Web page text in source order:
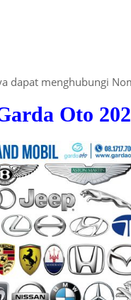
dapat menghubungi
Oto